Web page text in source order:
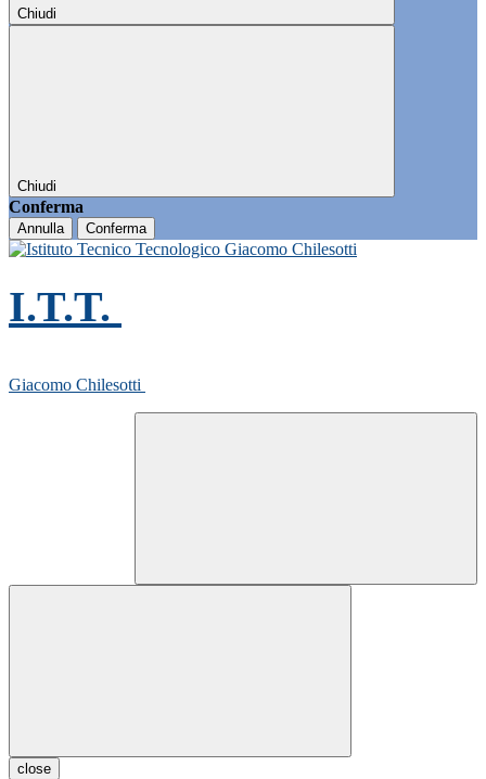
Chiudi
Chiudi
Conferma
Annulla Conferma
I.T.T.
Giacomo Chilesotti
close